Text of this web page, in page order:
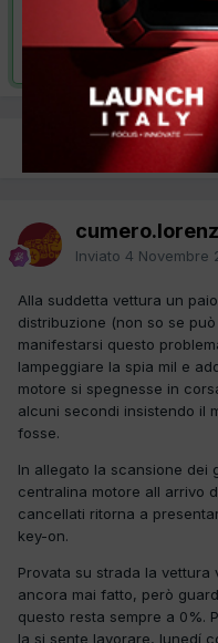
VAI
Risolta da
Inviato 4 Novembre
Alla suddetta vettura un
distribuzione (non so se
manifestarsi questo
lampeggiare la spia mil e
motore si spegnesse in
alcuni secondi insistendo il
fosse.
In allegato la scansione dei
centralina motore all arrivo
cancellati ritorna a
key-on.
Provata su strada la vettura
ancora mai fatto, però
questo resta sempre a 0%.
la si sente lavorare, lunedí